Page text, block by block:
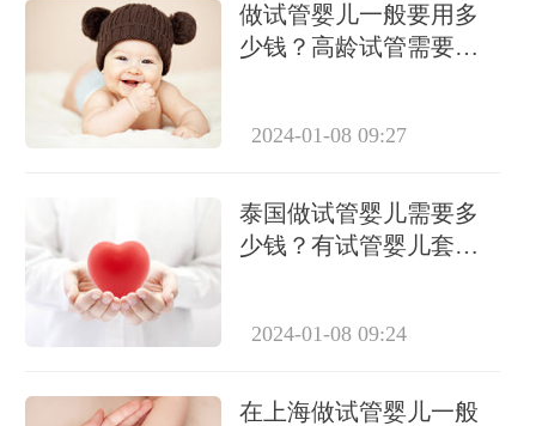
做试管婴儿一般要用多
少钱？高龄试管需要做
2024-01-08 09:27
泰国做试管婴儿需要多
少钱？有试管婴儿套餐
2024-01-08 09:24
在上海做试管婴儿一般